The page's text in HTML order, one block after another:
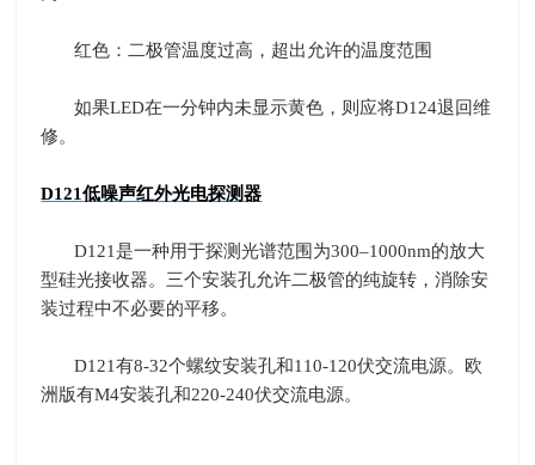
红色：二极管温度过高，超出允许的温度范围
如果LED在一分钟内未显示黄色，则应将D124退回维
修。
D121低噪声红外光电探测器
D121 是一种用于探测光谱范围为300–1000nm的放大
型硅光接收器。三个安装孔允许二极管的纯旋转，消除安
装过程中不必要的平移。
D121有8-32个螺纹安装孔和110-120伏交流电源。欧
洲版有M4安装孔和220-240伏交流电源。